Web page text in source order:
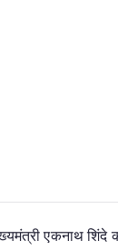
एकनाथ